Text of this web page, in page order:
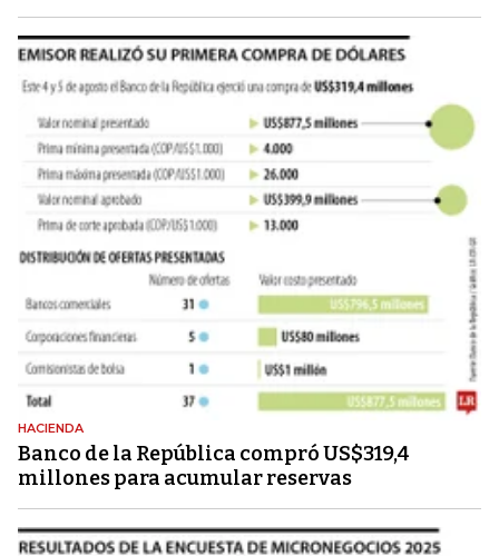
HACIENDA
Banco de la República compró US$319,4
millones para acumular reservas